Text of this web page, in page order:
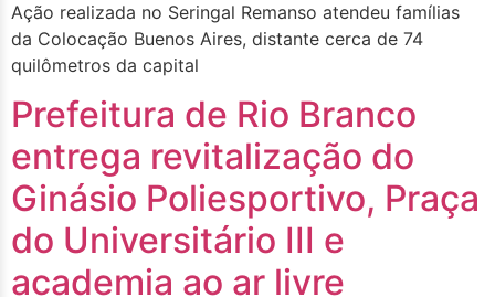
Ação realizada no Seringal Remanso atendeu famílias
da Colocação Buenos Aires, distante cerca de 74
quilômetros da capital
Prefeitura de Rio Branco
entrega revitalização do
Ginásio Poliesportivo, Praça
do Universitário III e
academia ao ar livre